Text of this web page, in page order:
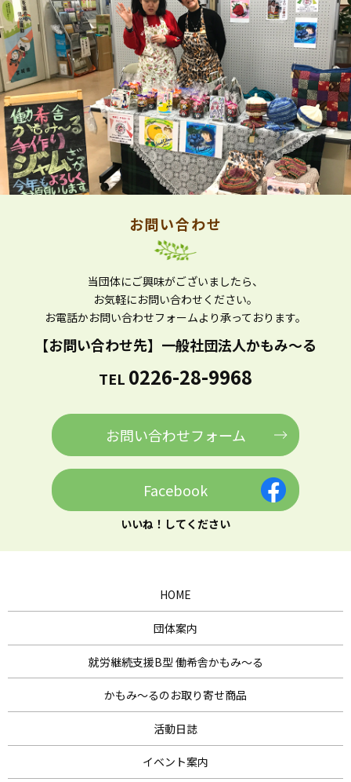
お問い合わせ
当団体にご興味がございましたら、
お気軽にお問い合わせください。
お電話かお問い合わせフォームより承っております。
【お問い合わせ先】 一般社団法人かもみ～る
TEL 0226-28-9968
お問い合わせフォーム
Facebook
いいね！してください
HOME
団体案内
就労継続支援B型 働希舎かもみ～る
かもみ～るのお取り寄せ商品
活動日誌
イベント案内